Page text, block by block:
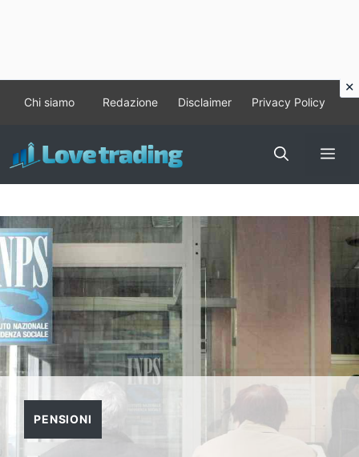
contenuto
Chi siamo Redazione Disclaimer Privacy Policy
PENSIONI